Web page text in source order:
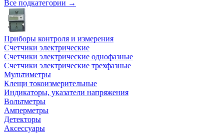
Все подкатегории →
Приборы контроля и измерения
Счетчики электрические
Счетчики электрические однофазные
Счетчики электрические трехфазные
Мультиметры
Клещи токоизмерительные
Индикаторы, указатели напряжения
Вольтметры
Амперметры
Детекторы
Аксессуары